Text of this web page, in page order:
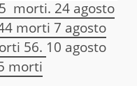
morti. 24 agosto
morti 7 agosto
56. 10 agosto
morti